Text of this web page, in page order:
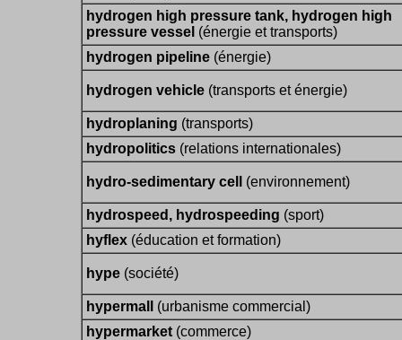
hydrogen high pressure tank, hydrogen high
pressure vessel (énergie et transports)
hydrogen pipeline (énergie)
hydrogen vehicle (transports et énergie)
hydroplaning (transports)
hydropolitics (relations internationales)
hydro-sedimentary cell (environnement)
hydrospeed, hydrospeeding (sport)
hyflex (éducation et formation)
hype (société)
hypermall
(urbanisme commercial)
hypermarket (commerce)